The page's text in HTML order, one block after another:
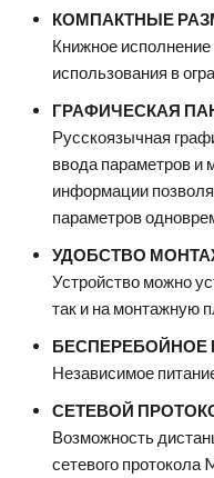
КОМПАКТНЫЕ
Книжное
использования в
ГРАФИЧЕСКАЯ
Русскоязычная
ввода параметров и
информации
параметров
УДОБСТВО
Устройство можно
так и на монтажную
БЕСПЕРЕБОЙНОЕ
Независимое
СЕТЕВОЙ
Возможность
сетевого протокола